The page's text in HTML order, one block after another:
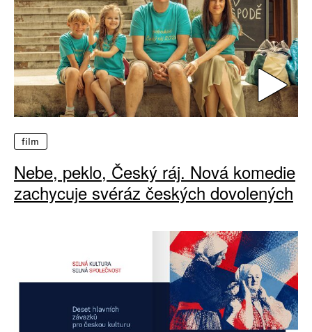
film
Nebe, peklo, Český ráj. Nová komedie
zachycuje svéráz českých dovolených